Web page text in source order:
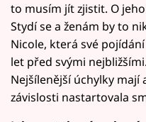
to musím jít zjistit. O
Stydí se a ženám by to
Nicole, která své
let před svými
Nejšílenější úchylky mají
závislosti nastartovala